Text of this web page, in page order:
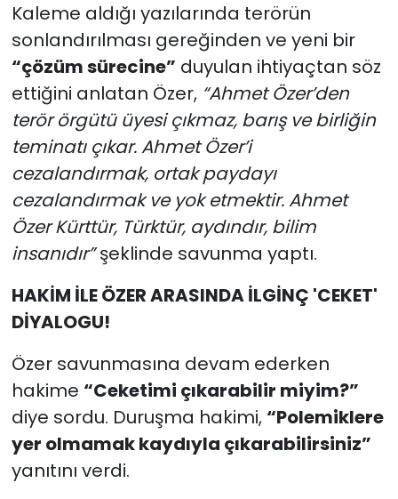
Kaleme aldığı yazılarında terörün
sonlandırılması gereğinden ve yeni bir
“çözüm sürecine” duyulan ihtiyaçtan söz
ettiğini anlatan Özer, “Ahmet Özer’den
terör örgütü üyesi çıkmaz, barış ve birliğin
teminatı çıkar. Ahmet Özer’i
cezalandırmak, ortak paydayı
cezalandırmak ve yok etmektir. Ahmet
Özer Kürttür, Türktür, aydındır, bilim
insanıdır”şeklinde savunma yaptı.
HAKİM İLE ÖZER ARASINDA İLGİNÇ 'CEKET'
DİYALOGU!
Özer savunmasına devam ederken
hakime “Ceketimi çıkarabilir miyim?”
diye sordu. Duruşma hakimi, “Polemiklere
yer olmamak kaydıyla çıkarabilirsiniz”
yanıtını verdi.